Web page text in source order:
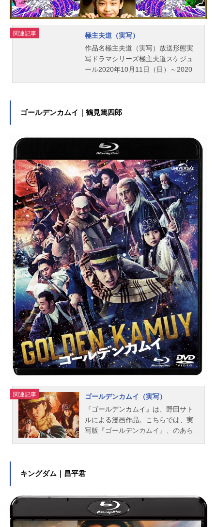
ラマ）」のグッズを探す
関連記事
極主夫道（実写）
作品名極主夫道（実写）放送形態実
写ドラマシリーズ極主夫道スケジュ
ール2020年10月11日（日）～2020
前ゆかり：玉城ティナ田中和子：ME
昇：中川大輔岡野純：片岡久道遠野
誠：水橋研二三宅亮：本多力立花ユ
キ：新津ちせ大城山國光：橋本じゅ
ん虎二郎：滝藤賢一江口雲雀：稲森
いずみ江口菊次郎：竹中直人スタッ
フ原作：おおのこうすけ（「極主夫
道」新潮社）脚本：宇田学、モラル
監督：瑠東東一郎、内藤瑛亮、本田
隆一音楽：瀬川英史チーフプロデュ
ーサー：前西和成プロデューサー：
中山喬詞、小島祥子、清家優輝共同
プロデューサー：池田健司制作協
力：ファインエンターテイメント制
作著作：読売テレビ(C)YOMIURITEL
ECASTINGCORPORATION.Allrightsr
eserved実写ドラマ『極主夫道』公式
サイト実写ドラマ『極主夫道』公式T
witter 「極主夫道（実写）」のグッズ
を探す動画配信情報【PR】※本ペー
ジは動画配信サービスのプロモーシ
ョンが含まれています。※詳細や最
新の配信情報は配信サービス公式サ
ゴールデンカムイ｜鶴見篤四郎
関連記事
ゴールデンカムイ（実写）
『ゴールデンカムイ』は、野田サト
ルによる漫画作品。こちらでは、実
写版『ゴールデンカムイ』、のあら
キングダム｜昌平君